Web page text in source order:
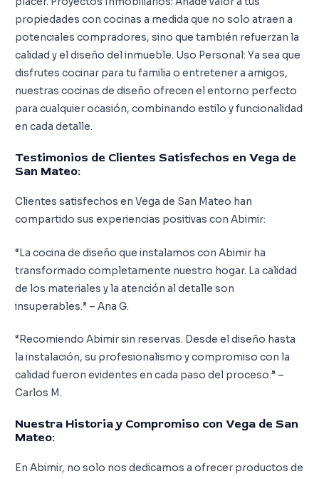
propiedades con cocinas a medida que no solo atraen a
potenciales compradores, sino que también refuerzan la
calidad y el diseño del inmueble. Uso Personal: Ya sea que
disfrutes cocinar para tu familia o entretener a amigos,
nuestras cocinas de diseño ofrecen el entorno perfecto
para cualquier ocasión, combinando estilo y funcionalidad
en cada detalle.
Testimonios de Clientes Satisfechos en Vega de
San Mateo:
Clientes satisfechos en Vega de San Mateo han
compartido sus experiencias positivas con Abimir:
“La cocina de diseño que instalamos con Abimir ha
transformado completamente nuestro hogar. La calidad
de los materiales y la atención al detalle son
insuperables.” – Ana G.
“Recomiendo Abimir sin reservas. Desde el diseño hasta
la instalación, su profesionalismo y compromiso con la
calidad fueron evidentes en cada paso del proceso.” –
Carlos M.
Nuestra Historia y Compromiso con Vega de San
Mateo:
En Abimir, no solo nos dedicamos a ofrecer productos de